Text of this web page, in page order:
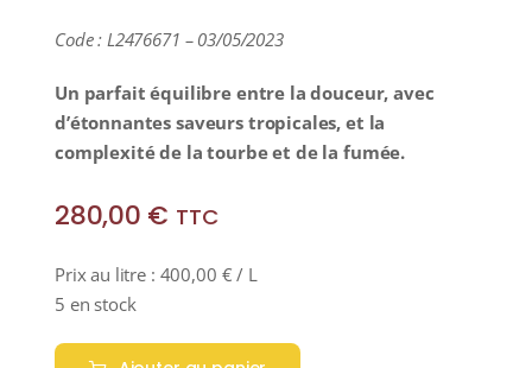
Code : L2476671 – 03/05/2023
Un parfait équilibre entre la douceur, avec
d’étonnantes saveurs tropicales, et la
complexité de la tourbe et de la fumée.
280,00 € TTC
Prix au litre : 400,00 € / L
5 en stock